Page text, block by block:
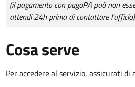
(il pagamento con pagoPA può non
attendi 24h prima di contattare l'ufficio)
Cosa serve
Per accedere al servizio, assicurati di